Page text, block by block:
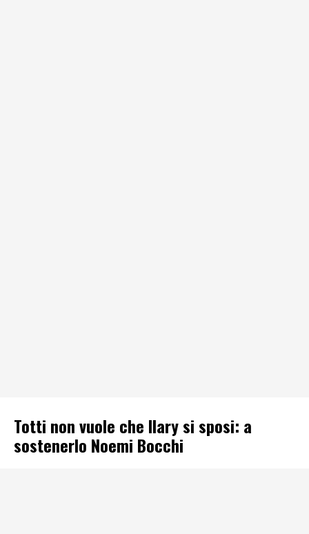
Totti non vuole che Ilary si sposi: a
sostenerlo Noemi Bocchi